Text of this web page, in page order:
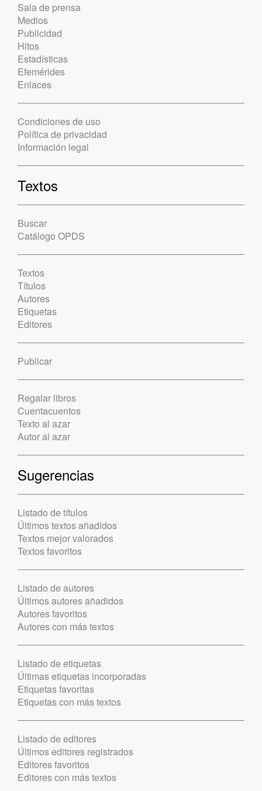
Sala de prensa
Medios
Publicidad
Hitos
Estadísticas
Efemérides
Enlaces
Condiciones de uso
Política de privacidad
Información legal
Textos
Buscar
Catálogo OPDS
Textos
Títulos
Autores
Etiquetas
Editores
Publicar
Regalar libros
Cuentacuentos
Texto al azar
Autor al azar
Sugerencias
Listado de títulos
Últimos textos añadidos
Textos mejor valorados
Textos favoritos
Listado de autores
Últimos autores añadidos
Autores favoritos
Autores con más textos
Listado de etiquetas
Últimas etiquetas incorporadas
Etiquetas favoritas
Etiquetas con más textos
Listado de editores
Últimos editores registrados
Editores favoritos
Editores con más textos